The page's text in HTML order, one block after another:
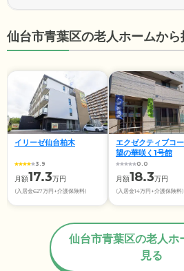
仙台市青葉区の老人ホームから
イリーゼ仙台柏木
3.9
月額17.3万円
(入居金627万円+介護保険料)
エクゼクティブコ
望の華咲く1号館
0.0
月額18.3万円
(入居金14万円+介護保険料)
仙台市青葉区の老人ホ
見る